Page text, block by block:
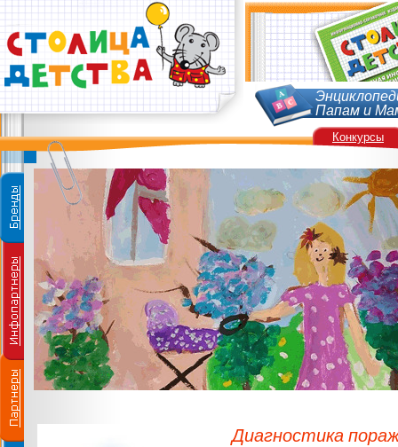
Папам и
Диагностика
Конкурсы